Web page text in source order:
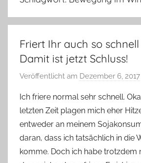
Produkttests
vieles
mehr
Friert Ihr auch so
Damit ist jetzt Schluss!
Veröffentlicht am Dezember 6, 2017
Ich friere normal sehr schnell.
letzten Zeit plagen mich eher
entweder an meinem
daran, dass ich tatsächlich in die
komme. Doch ich habe trotzdem